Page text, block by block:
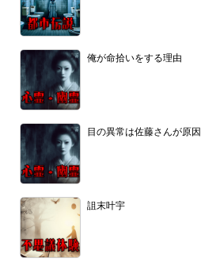
俺が命拾いをする理由
目の異常は佐藤さんが原因
詛末叶宇